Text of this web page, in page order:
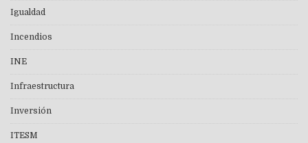
Igualdad
Incendios
INE
Infraestructura
Inversión
ITESM